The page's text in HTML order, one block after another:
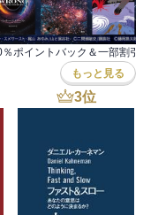
年に家族とともに
リウール（パリ高等
号に相当）および政
部卒業。訳書にロー
もっと見る
3位